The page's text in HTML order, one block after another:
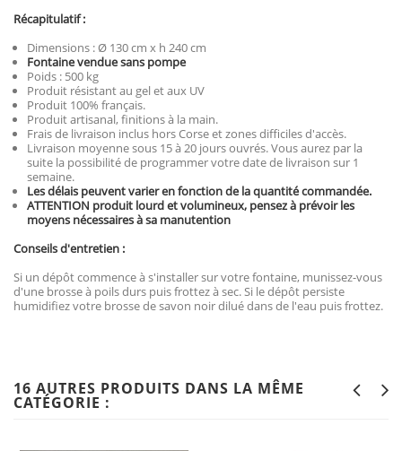
Récapitulatif :
Dimensions : Ø 130 cm x h 240 cm
Fontaine vendue sans pompe
Poids : 500 kg
Produit résistant au gel et aux UV
Produit 100% français.
Produit artisanal, finitions à la main.
Frais de livraison inclus hors Corse et zones difficiles d'accès.
Livraison moyenne sous 15 à 20 jours ouvrés. Vous aurez par la
suite la possibilité de programmer votre date de livraison sur 1
semaine.
Les délais peuvent varier en fonction de la quantité commandée.
ATTENTION produit lourd et volumineux, pensez à prévoir les
moyens nécessaires à sa manutention
Conseils d'entretien :
Si un dépôt commence à s'installer sur votre fontaine, munissez-vous
d'une brosse à poils durs puis frottez à sec. Si le dépôt persiste
humidifiez votre brosse de savon noir dilué dans de l'eau puis frottez.
16 AUTRES PRODUITS DANS LA MÊME
CATÉGORIE :